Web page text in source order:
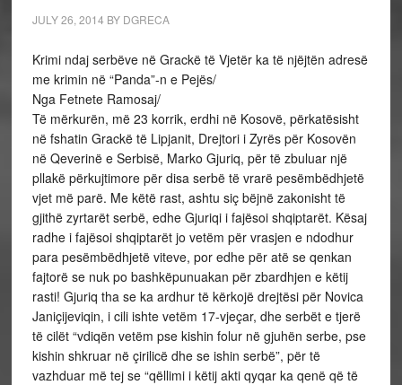
JULY 26, 2014 BY DGRECA
Krimi ndaj serbëve në Grackë të Vjetër ka të njëjtën adresë
me krimin në “Panda”-n e Pejës/
Nga Fetnete Ramosaj/
Të mërkurën, më 23 korrik, erdhi në Kosovë, përkatësisht
në fshatin Grackë të Lipjanit, Drejtori i Zyrës për Kosovën
në Qeverinë e Serbisë, Marko Gjuriq, për të zbuluar një
pllakë përkujtimore për disa serbë të vrarë pesëmbëdhjetë
vjet më parë. Me këtë rast, ashtu siç bëjnë zakonisht të
gjithë zyrtarët serbë, edhe Gjuriqi i fajësoi shqiptarët. Kësaj
radhe i fajësoi shqiptarët jo vetëm për vrasjen e ndodhur
para pesëmbëdhjetë viteve, por edhe për atë se qenkan
fajtorë se nuk po bashkëpunuakan për zbardhjen e këtij
rasti! Gjuriq tha se ka ardhur të kërkojë drejtësi për Novica
Janiçijeviqin, i cili ishte vetëm 17-vjeçar, dhe serbët e tjerë
të cilët “vdiqën vetëm pse kishin folur në gjuhën serbe, pse
kishin shkruar në çirilicë dhe se ishin serbë”, për të
vazhduar më tej se “qëllimi i këtij akti qyqar ka qenë që të